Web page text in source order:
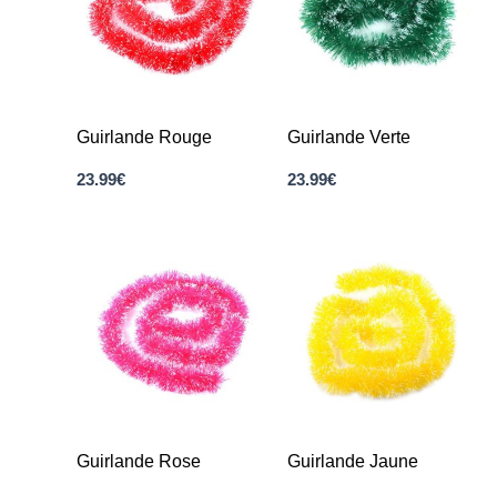
Guirlande Rouge
23.99€
Guirlande Verte
23.99€
Guirlande Rose Guirlande Jaune